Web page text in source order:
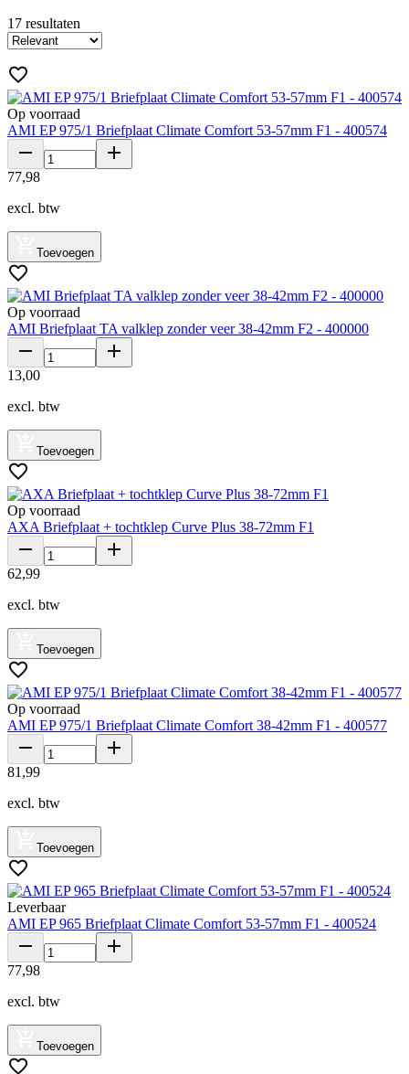
17 resultaten
Op voorraad
AMI EP 975/1 Briefplaat Climate Comfort 53-57mm F1 - 400574
77,98
excl. btw
Toevoegen
Op voorraad
AMI Briefplaat TA valklep zonder veer 38-42mm F2 - 400000
13,00
excl. btw
Toevoegen
Op voorraad
AXA Briefplaat + tochtklep Curve Plus 38-72mm F1
62,99
excl. btw
Toevoegen
Op voorraad
AMI EP 975/1 Briefplaat Climate Comfort 38-42mm F1 - 400577
81 ,99
excl. btw
Toevoegen
Leverbaar
AMI EP 965 Briefplaat Climate Comfort 53-57mm F1 - 400524
77,98
excl. btw
Toevoegen